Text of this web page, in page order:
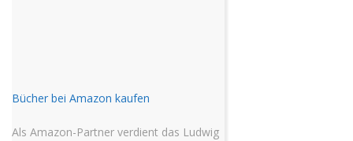
Bücher bei Amazon kaufen
Als Amazon-Partner verdient das Ludwig